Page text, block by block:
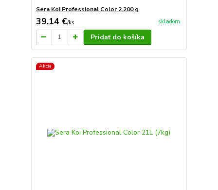
Sera Koi Professional Color 2.200 g
39,14 €/ks skladom
Pridať do košíka
Akcia